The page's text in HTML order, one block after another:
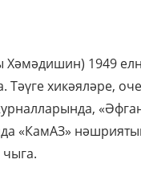
1949
хикәяләре,
«КамАЗ»